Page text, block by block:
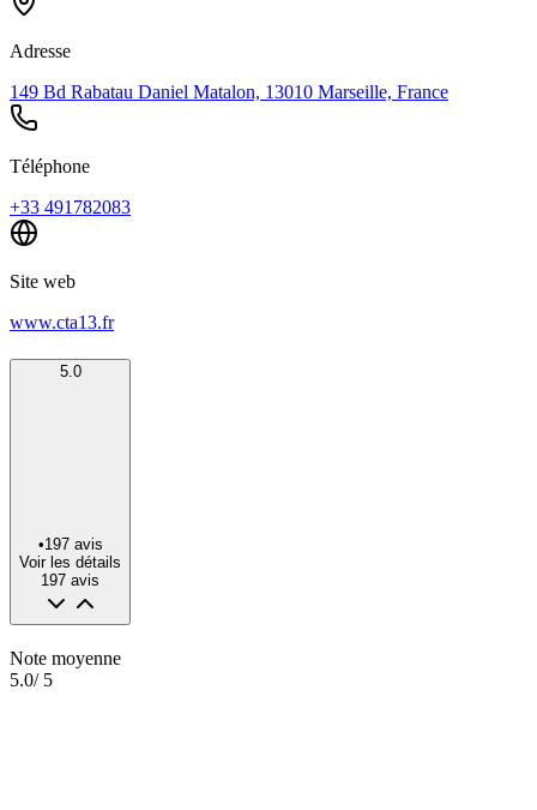
Adresse
149 Bd Rabatau Daniel Matalon, 13010 Marseille, France
Téléphone
+33 491782083
Site web
www.cta13.fr
5.0
•197 avis
Voir les détails
197 avis
Note moyenne
5.0/ 5